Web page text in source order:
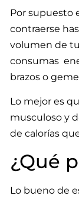
Por supuesto
contraerse
volumen de
consumas
brazos o
Lo mejor es
musculoso y
de calorías
¿Qué
Lo bueno de